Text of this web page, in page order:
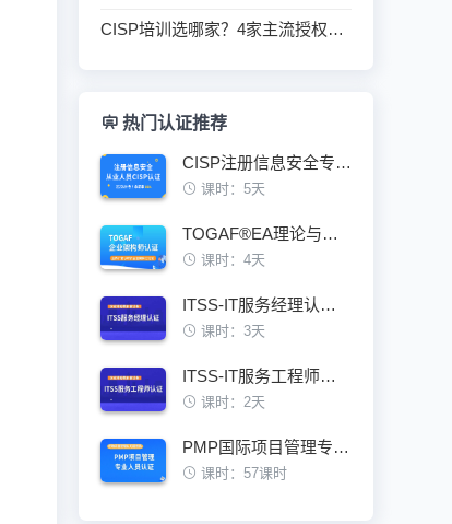
CISP培训选哪家？4家主流授权机构五个维度横向对比
热门认证推荐
CISP注册信息安全专业人员认证培训班
课时：5天
TOGAF®EA理论与实践鉴定级认证培训班
课时：4天
ITSS-IT服务经理认证培训班
课时：3天
ITSS-IT服务工程师认证培训班
课时：2天
PMP国际项目管理专业人员资格认证培训班
课时：57课时